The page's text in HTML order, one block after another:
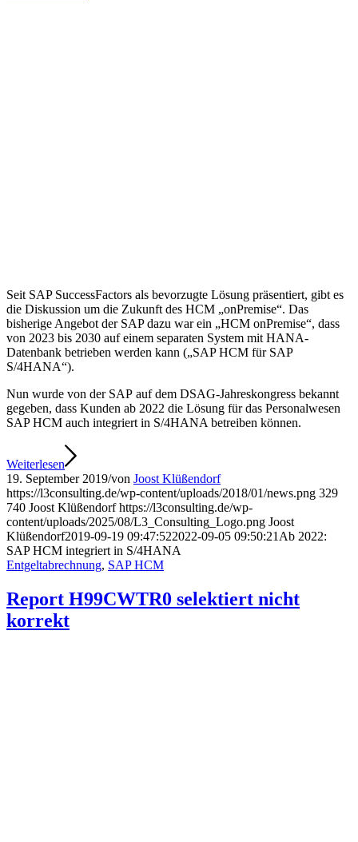
Seit SAP SuccessFactors als bevorzugte Lösung präsentiert, gibt es
die Diskussion um die Zukunft des HCM „onPremise“. Das
bisherige Angebot der SAP dazu war ein „HCM onPremise“, dass
von 2023 bis 2030 auf einem separaten System mit HANA-
Datenbank betrieben werden kann („SAP HCM für SAP
S/4HANA“).
Nun wurde von der SAP auf dem DSAG-Jahreskongress bekannt
gegeben, dass Kunden ab 2022 die Lösung für das Personalwesen
SAP HCM auch integriert in S/4HANA betreiben können.
Weiterlesen
19. September 2019/von Joost Klüßendorf
https://l3consulting.de/wp-content/uploads/2018/01/news.png 329
740 Joost Klüßendorf https://l3consulting.de/wp-
content/uploads/2025/08/L3_Consulting_Logo.png Joost
Klüßendorf2019-09-19 09:47:522022-09-05 09:50:21Ab 2022:
SAP HCM integriert in S/4HANA
Entgeltabrechnung, SAP HCM
Report H99CWTR0 selektiert nicht
korrekt